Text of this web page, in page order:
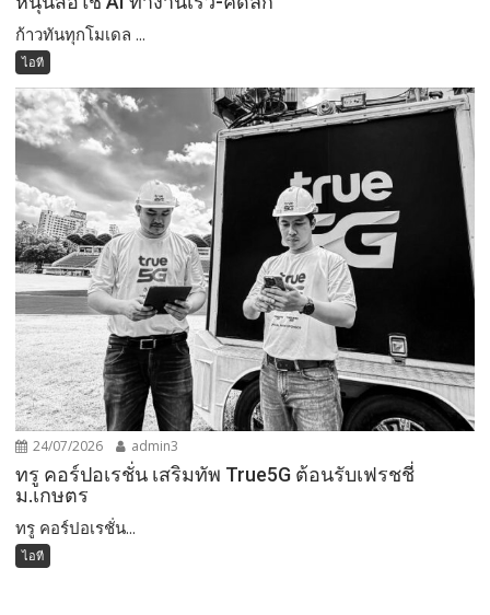
ก้าวทันทุกโมเดล ...
ไอที
24/07/2026 admin3
ทรู คอร์ปอเรชั่น เสริมทัพ True5G ต้อนรับเฟรชชี่
ม.เกษตร
ทรู คอร์ปอเรชั่น...
ไอที